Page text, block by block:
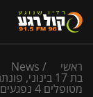
ראשי /
News
בת 17
מטופלים 4 נפגעים נוספים במצב קל